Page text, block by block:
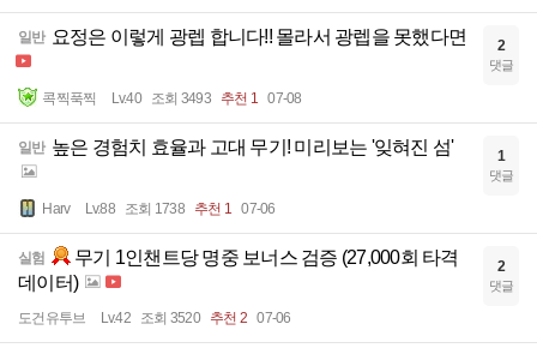
일반 요정은 이렇게 광렙 합니다!! 몰라서 광렙을 못했다면
콕찍푹찍 Lv.40 조회 3493 추천 1 07-08
2
댓글
일반 높은 경험치 효율과 고대 무기! 미리보는 '잊혀진 섬'
Harv Lv.88 조회 1738 추천 1 07-06
1
댓글
실험
무기 1인챈트당 명중 보너스 검증 (27,000회 타격
데이터)
도건유투브 Lv.42 조회 3520 추천 2 07-06
2
댓글